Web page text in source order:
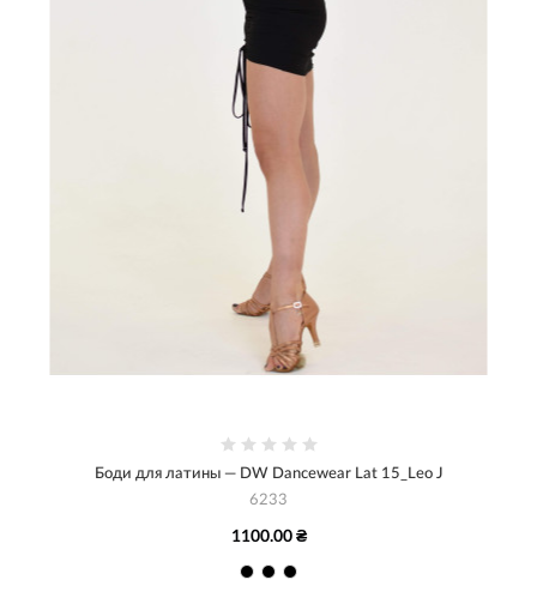
Боди для латины — DW Dancewear Lat 15_Leo J
6233
1100.00 ₴